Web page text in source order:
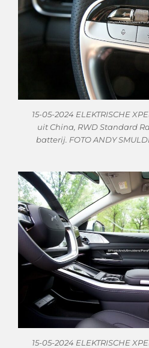
15-05-2024 ELEKTRISCHE
uit China, RWD Standard
batterij. FOTO ANDY
15-05-2024 ELEKTRISCHE